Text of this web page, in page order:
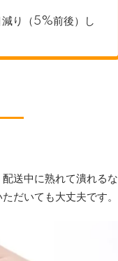
減り（5%前後）し
送中に熟れて潰れるな
だいても大丈夫です。